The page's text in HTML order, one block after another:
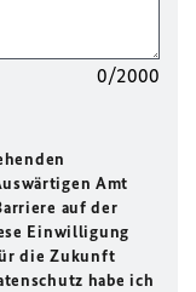
0/2000
Amt
auf der
Einwilligung
die Zukunft
habe ich